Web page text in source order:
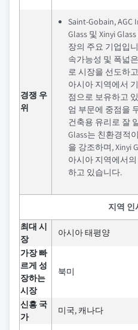
경쟁 우
위
Saint-Gobain, AGC
Glass 및 Xinyi
장의 주요 기업입
속가능성 및 폭넓
로 시장을 선도하
아시아 지역에서
점으로 보유하고
엄 부문에 중점을
건축용 유리로 잘
Glass는 친환경적
을 강조하며, Xinyi
아시아 지역에서
하고 있습니다.
지역 인
최대 시
장
아시아 태평양
가장 빠
르게 성
장하는
시장
북미
신흥 국
가
미국, 캐나다